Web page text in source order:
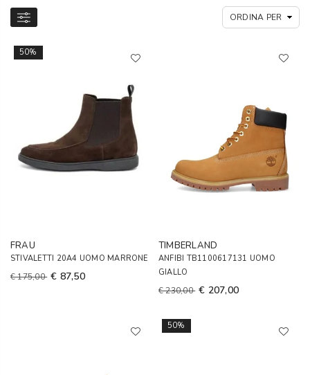
50%
FRAU
STIVALETTI 20A4 UOMO MARRONE
€ 175,00 € 87,50
TIMBERLAND
ANFIBI TB1100617131 UOMO
GIALLO
€ 230,00 € 207,00
50%